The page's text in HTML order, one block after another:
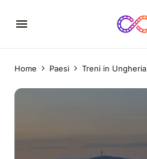
Home Paesi Treni in Ungheria